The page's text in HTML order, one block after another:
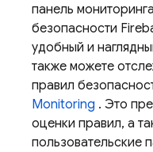
панель
безопасности
удобный и
также можете
правил
Monitoring . Это
оценки правил, а
пользовательские